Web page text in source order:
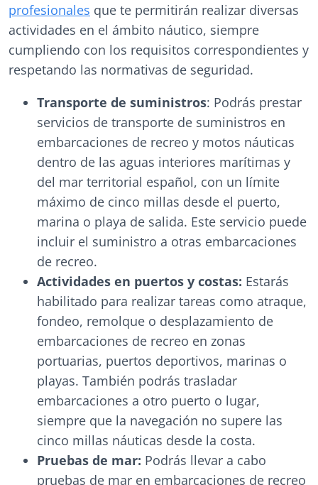
profesionales que te permitirán realizar diversas
actividades en el ámbito náutico, siempre
cumpliendo con los requisitos correspondientes y
respetando las normativas de seguridad.
Transporte de suministros: Podrás prestar
servicios de transporte de suministros en
embarcaciones de recreo y motos náuticas
dentro de las aguas interiores marítimas y
del mar territorial español, con un límite
máximo de cinco millas desde el puerto,
marina o playa de salida. Este servicio puede
incluir el suministro a otras embarcaciones
de recreo.
Actividades en puertos y costas: Estarás
habilitado para realizar tareas como atraque,
fondeo, remolque o desplazamiento de
embarcaciones de recreo en zonas
portuarias, puertos deportivos, marinas o
playas. También podrás trasladar
embarcaciones a otro puerto o lugar,
siempre que la navegación no supere las
cinco millas náuticas desde la costa.
Pruebas de mar: Podrás llevar a cabo
pruebas de mar en embarcaciones de recreo